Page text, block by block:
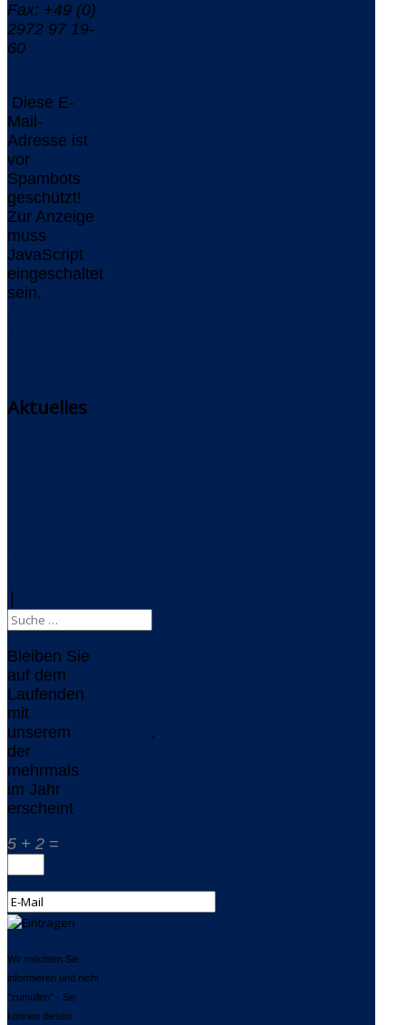
Fax: +49 (0)
2972 97 19-
60
Diese E-
Mail-
Adresse ist
vor
Spambots
geschützt!
Zur Anzeige
muss
JavaScript
eingeschaltet
sein.
Aktuelles
|
Bleiben Sie
auf dem
Laufenden
mit
unserem
,
der
mehrmals
im Jahr
erscheint
5 + 2 =
Wir möchten Sie
informieren und nicht
"zumüllen" - Sie
können diesen